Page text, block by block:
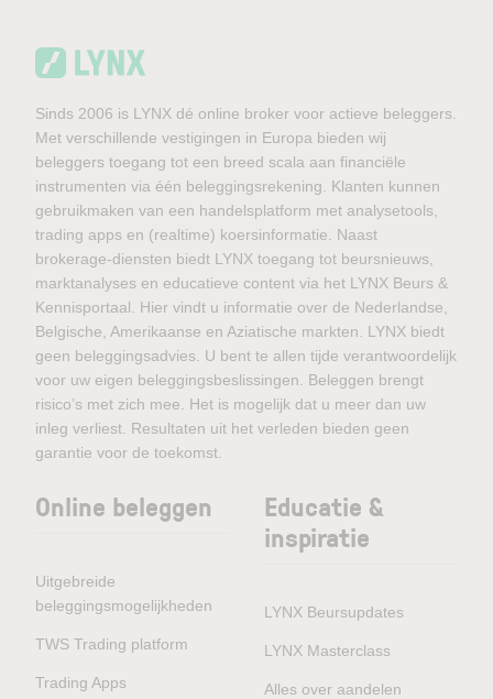
Sinds 2006 is LYNX dé online broker voor actieve beleggers.
Met verschillende vestigingen in Europa bieden wij
beleggers toegang tot een breed scala aan financiële
instrumenten via één beleggingsrekening. Klanten kunnen
gebruikmaken van een handelsplatform met analysetools,
trading apps en (realtime) koersinformatie. Naast
brokerage-diensten biedt LYNX toegang tot beursnieuws,
marktanalyses en educatieve content via het LYNX Beurs &
Kennisportaal. Hier vindt u informatie over de Nederlandse,
Belgische, Amerikaanse en Aziatische markten. LYNX biedt
geen beleggingsadvies. U bent te allen tijde verantwoordelijk
voor uw eigen beleggingsbeslissingen. Beleggen brengt
risico’s met zich mee. Het is mogelijk dat u meer dan uw
inleg verliest. Resultaten uit het verleden bieden geen
garantie voor de toekomst.
Online beleggen
Uitgebreide
beleggingsmogelijkheden
TWS Trading platform
Trading Apps
Educatie &
inspiratie
LYNX Beursupdates
LYNX Masterclass
Alles over aandelen